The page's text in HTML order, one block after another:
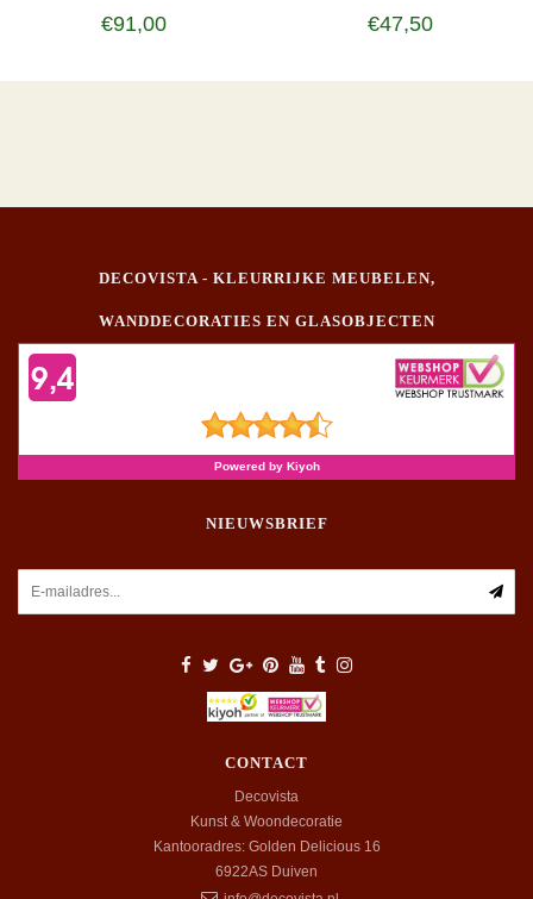
€91,00 €47,50
DECOVISTA - KLEURRIJKE MEUBELEN,
WANDDECORATIES EN GLASOBJECTEN
NIEUWSBRIEF
CONTACT
Decovista
Kunst & Woondecoratie
Kantooradres: Golden Delicious 16
6922AS Duiven